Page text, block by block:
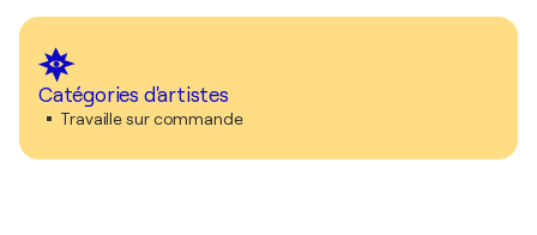
Catégories d'artistes
Travaille sur commande